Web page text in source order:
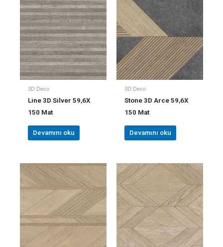
3D Deco
Line 3D Silver 59,6X
150 Mat
Devamını oku
3D Deco
Stone 3D Arce 59,6X
150 Mat
Devamını oku